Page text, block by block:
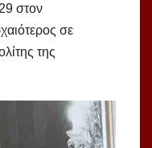
στον
σε
της